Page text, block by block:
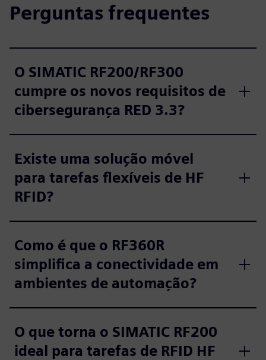
Perguntas frequentes
O SIMATIC RF200/RF300
cumpre os novos requisitos de
cibersegurança RED 3.3?
Existe uma solução móvel
para tarefas flexíveis de HF
RFID?
Como é que o RF360R
simplifica a conectividade em
ambientes de automação?
O que torna o SIMATIC RF200
ideal para tarefas de RFID HF